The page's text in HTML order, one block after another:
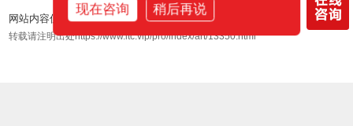
网站内容仅供参考,本公司保留最终解释权!
转载请注明出处https://www.itc.vip/pro/index/art/13350.html
现在咨询 稍后再说